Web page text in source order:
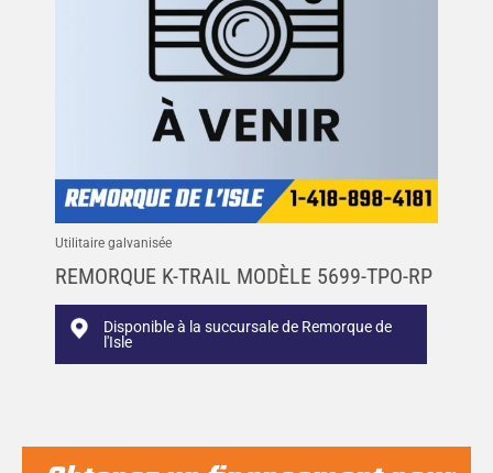
Utilitaire galvanisée
REMORQUE K-TRAIL MODÈLE 5699-TPO-RP
Disponible à la succursale de Remorque de
l'Isle